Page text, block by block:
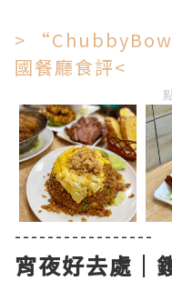
>
國餐廳食評<
-----------------
宵夜好去處｜